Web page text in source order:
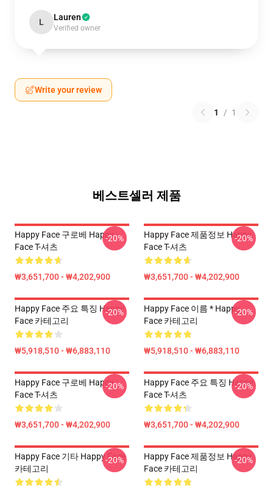
L Lauren
Verified owner
Write your review
1 / 1
베스트셀러 제품
Happy Face 구로베 Happy
Face T-셔츠
₩3,651,700 - ₩4,202,900
-20%
Happy Face 제품정보 Happy
Face T-셔츠
₩3,651,700 - ₩4,202,900
-20%
Happy Face 주요 특징 Happy
Face 카테고리
₩5,918,510 - ₩6,883,110
-20%
Happy Face 이름 * Happy
Face 카테고리
₩5,918,510 - ₩6,883,110
-20%
Happy Face 구로베 Happy
Face T-셔츠
₩3,651,700 - ₩4,202,900
-20%
Happy Face 주요 특징 Happy
Face T-셔츠
₩3,651,700 - ₩4,202,900
-20%
Happy Face 기타 Happy Face
카테고리
-20%
Happy Face 제품정보 Happy
Face 카테고리
-20%